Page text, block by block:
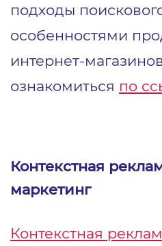
подходы
особенностями
интернет-
ознакомиться по
Контекстная
маркетинг
Контекстная